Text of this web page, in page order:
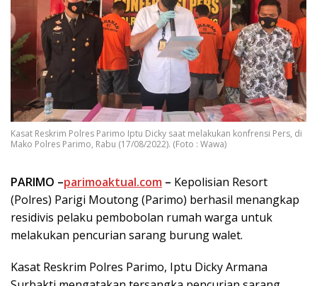
Kasat Reskrim Polres Parimo Iptu Dicky saat melakukan konfrensi Pers, di
Mako Polres Parimo, Rabu (17/08/2022). (Foto : Wawa)
PARIMO –parimoaktual.com – Kepolisian Resort
(Polres) Parigi Moutong (Parimo) berhasil menangkap
residivis pelaku pembobolan rumah warga untuk
melakukan pencurian sarang burung walet.
Kasat Reskrim Polres Parimo, Iptu Dicky Armana